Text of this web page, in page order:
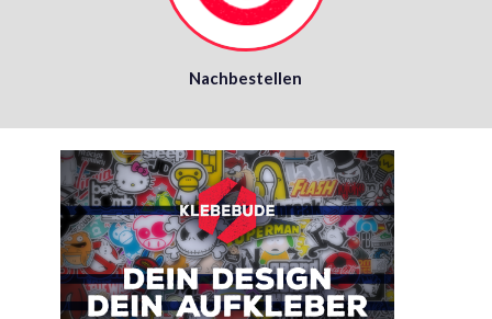
Nachbestellen